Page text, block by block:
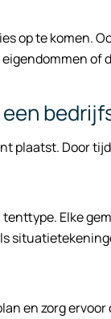
op te komen.
of
een
plaatst. Door
Elke
en zorg